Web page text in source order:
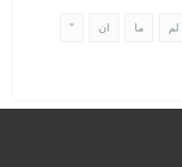
لم ما ان "